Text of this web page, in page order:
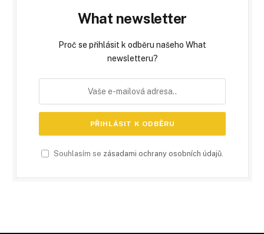
What newsletter
Proč se přihlásit k odběru našeho What
newsletteru?
Souhlasím se zásadami ochrany osobních údajů.